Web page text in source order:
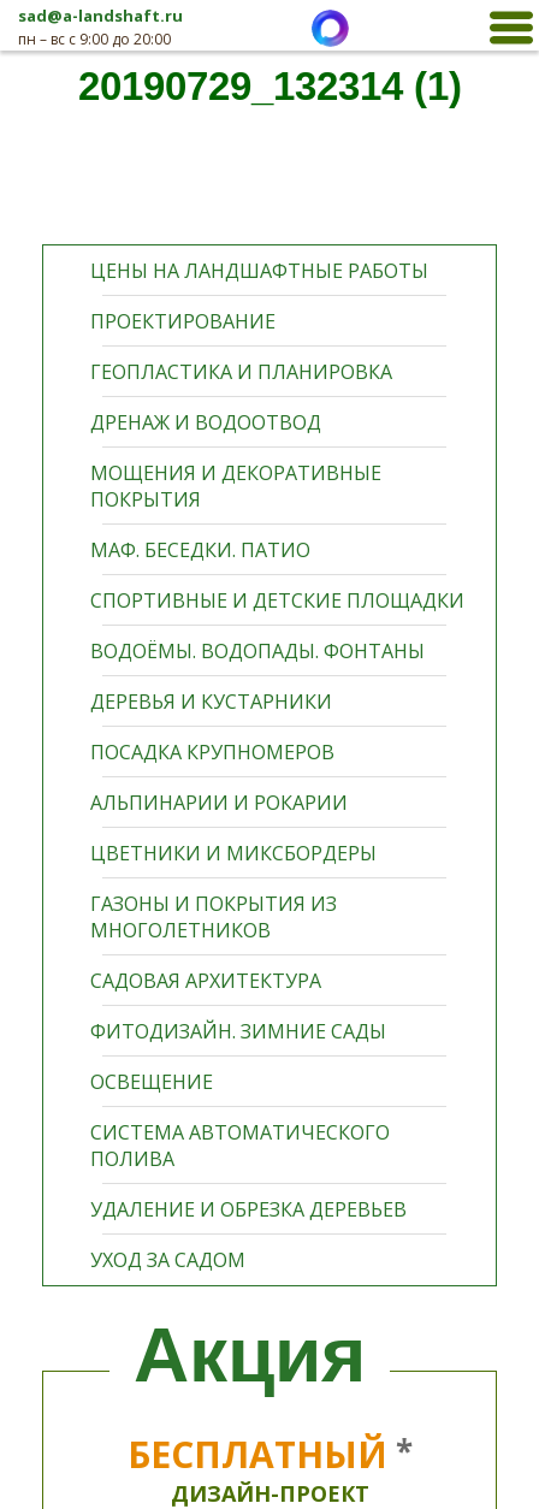
sad@a-landshaft.ru
пн – вс с 9:00 до 20:00
ЦЕНЫ НА ЛАНДШАФТНЫЕ РАБОТЫ
ПРОЕКТИРОВАНИЕ
ГЕОПЛАСТИКА И ПЛАНИРОВКА
ДРЕНАЖ И ВОДООТВОД
МОЩЕНИЯ И ДЕКОРАТИВНЫЕ
ПОКРЫТИЯ
МАФ. БЕСЕДКИ. ПАТИО
СПОРТИВНЫЕ И ДЕТСКИЕ ПЛОЩАДКИ
ВОДОЁМЫ. ВОДОПАДЫ. ФОНТАНЫ
ДЕРЕВЬЯ И КУСТАРНИКИ
ПОСАДКА КРУПНОМЕРОВ
АЛЬПИНАРИИ И РОКАРИИ
ЦВЕТНИКИ И МИКСБОРДЕРЫ
ГАЗОНЫ И ПОКРЫТИЯ ИЗ
МНОГОЛЕТНИКОВ
САДОВАЯ АРХИТЕКТУРА
ФИТОДИЗАЙН. ЗИМНИЕ САДЫ
ОСВЕЩЕНИЕ
СИСТЕМА АВТОМАТИЧЕСКОГО
ПОЛИВА
УДАЛЕНИЕ И ОБРЕЗКА ДЕРЕВЬЕВ
УХОД ЗА САДОМ
Акция
БЕСПЛАТНЫЙ *
ДИЗАЙН-ПРОЕКТ
20190729_132314 (1)